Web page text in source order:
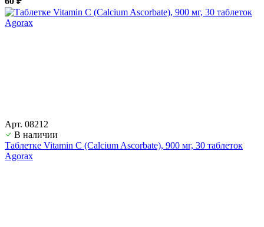
Арт. 08212
В наличии
Таблетке Vitamin C (Calcium Ascorbate), 900 мг, 30 таблеток
Agorax